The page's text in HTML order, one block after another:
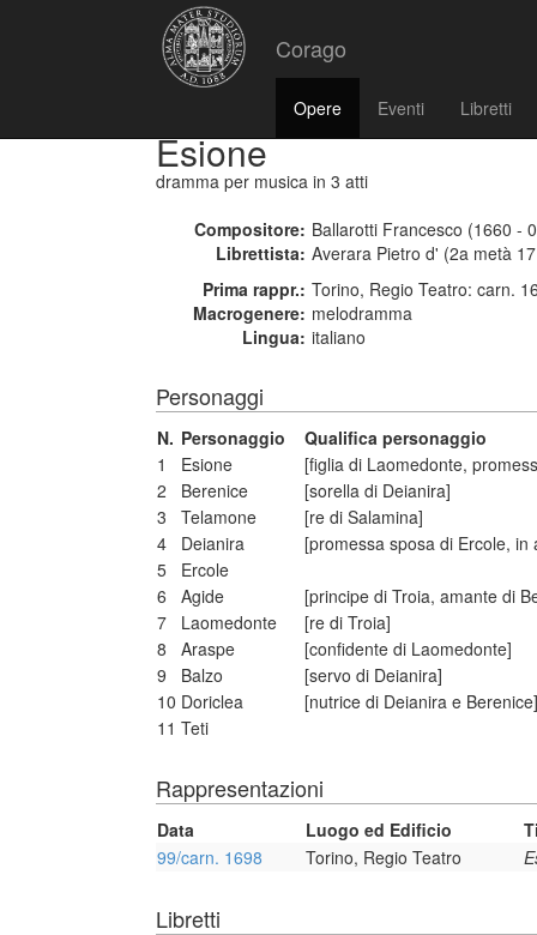
Corago
Opere Eventi Libretti
Esione
dramma per musica in 3 atti
Compositore: Ballarotti Francesco (1660 -
Librettista: Averara Pietro d' (2a metà
Prima rappr.: Torino, Regio Teatro: carn.
Macrogenere: melodramma
Lingua: italiano
Personaggi
N. Personaggio
Qualifica personaggio
1
Esione
[figlia di Laomedonte,
2
Berenice
[sorella di Deianira]
3
Telamone
[re di Salamina]
4
Deianira
[promessa sposa di Ercole,
5
Ercole
6
Agide
[principe di Troia, amante di
7
Laomedonte
[re di Troia]
8
Araspe
[confidente di Laomedonte]
9
Balzo
[servo di Deianira]
10 Doriclea
[nutrice di Deianira e Berenice]
11 Teti
Rappresentazioni
Data Luogo ed Edificio
99/carn. 1698
Torino, Regio Teatro
Libretti